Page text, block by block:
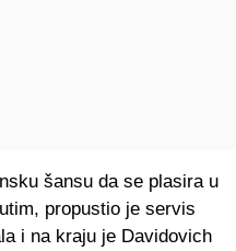
šansu da se plasira u
propustio je servis
i na kraju je Davidovich